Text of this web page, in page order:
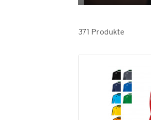
371 Produkte